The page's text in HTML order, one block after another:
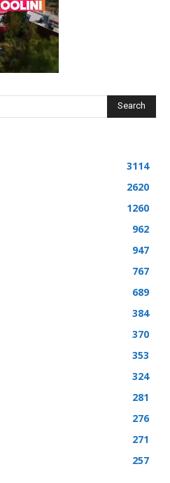
Search
3114
2620
1260
962
947
767
689
384
370
353
324
281
276
271
257